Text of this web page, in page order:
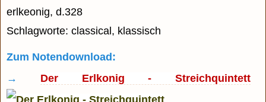
erlkeonig, d.328
Schlagworte: classical, klassisch
Zum Notendownload:
→ Der Erlkonig - Streichquintett